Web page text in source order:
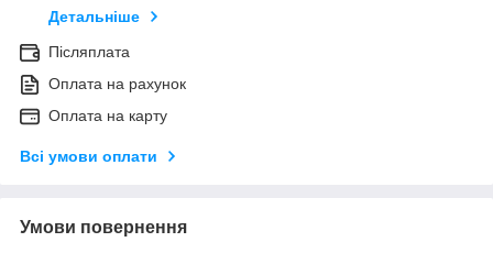
Детальніше
Післяплата
Оплата на рахунок
Оплата на карту
Всі умови оплати
Умови повернення